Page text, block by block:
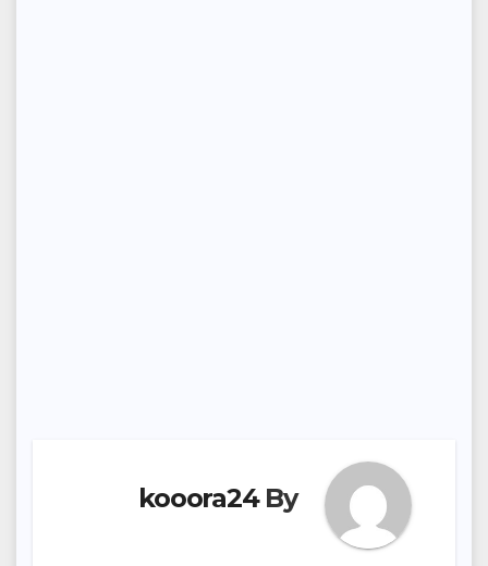
By
kooora24